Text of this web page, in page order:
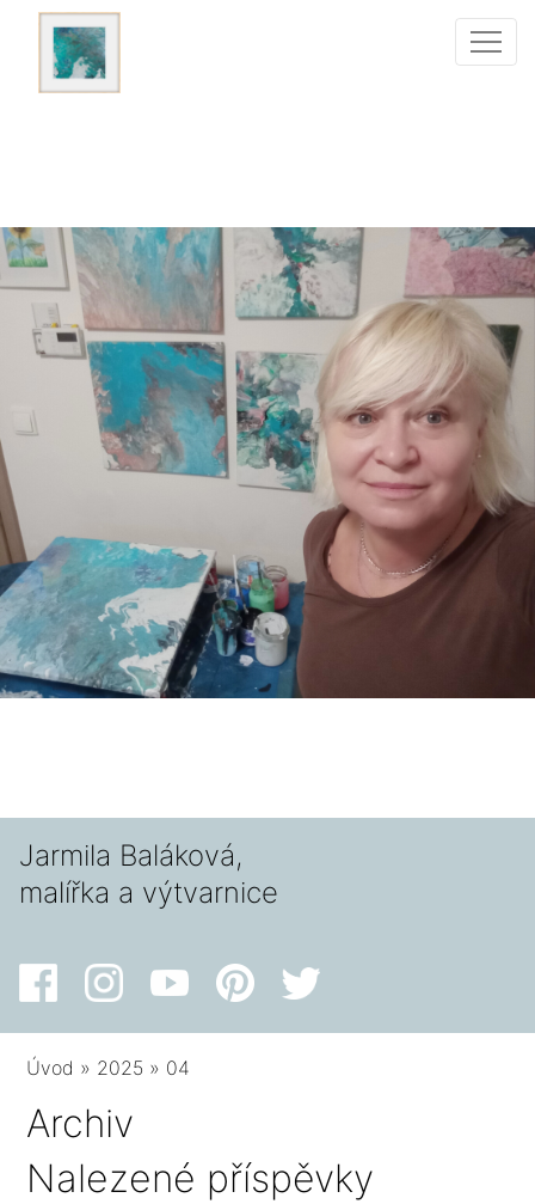
Jarmila Baláková,
malířka a výtvarnice
Úvod » 2025 » 04
Archiv
Nalezené příspěvky